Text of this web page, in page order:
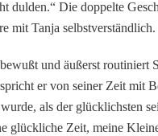
dulden.“ Die doppelte
mit Tanja selbstverständlich.
und äußerst routiniert
er von sei­ner Zeit mit
als der glücklichsten
glückliche Zeit, meine